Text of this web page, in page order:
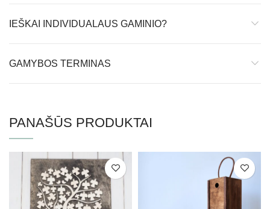
IEŠKAI INDIVIDUALAUS GAMINIO?
GAMYBOS TERMINAS
PANAŠŪS PRODUKTAI